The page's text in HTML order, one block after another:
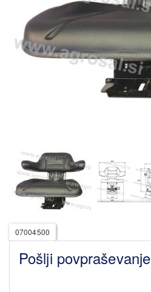
07004500
Pošlji povpraševanje